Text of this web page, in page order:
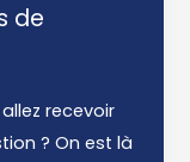
de
recevoir
? On est là